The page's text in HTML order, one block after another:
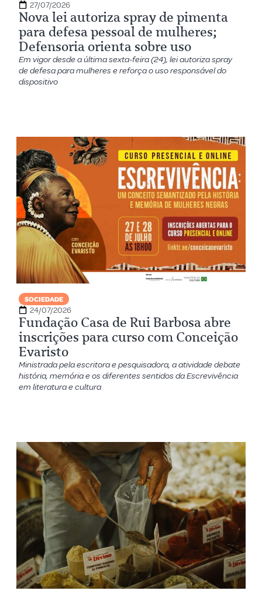
27/07/2026
Nova lei autoriza spray de pimenta
para defesa pessoal de mulheres;
Defensoria orienta sobre uso
Em vigor desde a última sexta-feira (24), lei autoriza spray
de defesa para mulheres e reforça o uso responsável do
dispositivo
SOCIEDADE
24/07/2026
Fundação Casa de Rui Barbosa abre
inscrições para curso com Conceição
Evaristo
Ministrada pela escritora e pesquisadora, a atividade debate
história, memória e os diferentes sentidos da Escrevivência
em literatura e cultura